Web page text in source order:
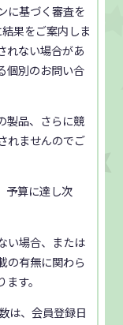
に基づく審査を
果をご案内しま
れない場合があ
個別のお問い合
製品、さらに競
れませんのでご
予算に達し次
い場合、または
の有無に関わら
す。
は、会員登録日